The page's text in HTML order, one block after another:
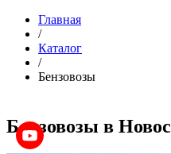
Главная
/
Каталог
/
Бензовозы
Бензовозы в